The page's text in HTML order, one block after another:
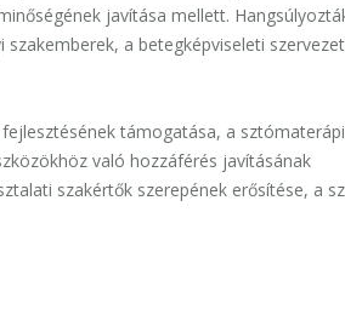
javítása mellett.
a betegképviseleti
támogatása, a
való hozzáférés javításának
szakértők szerepének erősítése, a